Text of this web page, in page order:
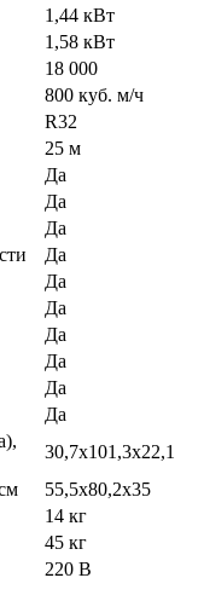
1,44 кВт
1,58 кВт
18 000
800 куб. м/ч
R32
25 м
Да
Да
Да
Да
Да
Да
Да
Да
Да
Да
30,7х101,3х22,1
55,5х80,2х35
14 кг
45 кг
220 В